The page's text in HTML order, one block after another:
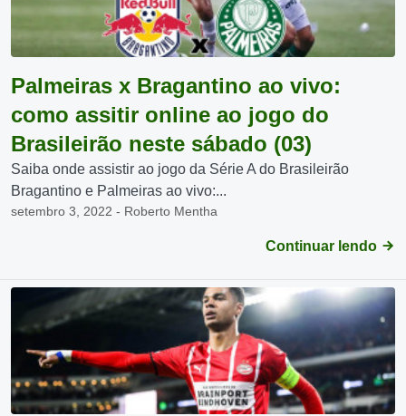
Palmeiras x Bragantino ao vivo:
como assitir online ao jogo do
Brasileirão neste sábado (03)
Saiba onde assistir ao jogo da Série A do Brasileirão
Bragantino e Palmeiras ao vivo:...
setembro 3, 2022 - Roberto Mentha
Continuar lendo